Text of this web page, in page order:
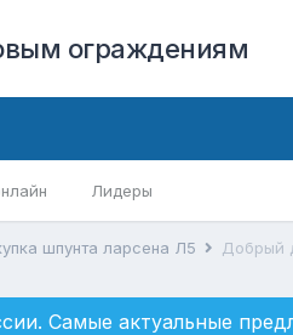
ограждениям
Лидеры
шпунта ларсена Л5 Добрый
Самые актуальные